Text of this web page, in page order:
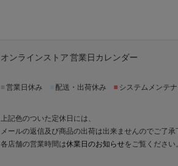
オンラインストア 営業日カレンダー
営業日休み 配送・出荷休み ■ システムメンテ
上記色のついた定休日には、
メールの返信及び商品の出荷は出来ませんのでご了承
各店舗の営業時間は休業日のお知らせをご覧ください。